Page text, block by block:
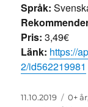
Språk:
Pris: 3,49€
Länk: https://
2/id562219981
Posted
11.10.2019 0+ år